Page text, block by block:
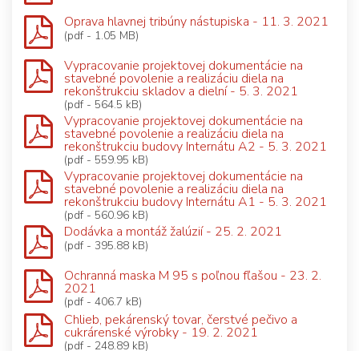
Oprava hlavnej tribúny nástupiska - 11. 3. 2021
(pdf - 1.05 MB)
Vypracovanie projektovej dokumentácie na
stavebné povolenie a realizáciu diela na
rekonštrukciu skladov a dielní - 5. 3. 2021
(pdf - 564.5 kB)
Vypracovanie projektovej dokumentácie na
stavebné povolenie a realizáciu diela na
rekonštrukciu budovy Internátu A2 - 5. 3. 2021
(pdf - 559.95 kB)
Vypracovanie projektovej dokumentácie na
stavebné povolenie a realizáciu diela na
rekonštrukciu budovy Internátu A1 - 5. 3. 2021
(pdf - 560.96 kB)
Dodávka a montáž žalúzií - 25. 2. 2021
(pdf - 395.88 kB)
Ochranná maska M 95 s poľnou fľašou - 23. 2.
2021
(pdf - 406.7 kB)
Chlieb, pekárenský tovar, čerstvé pečivo a
cukrárenské výrobky - 19. 2. 2021
(pdf - 248.89 kB)